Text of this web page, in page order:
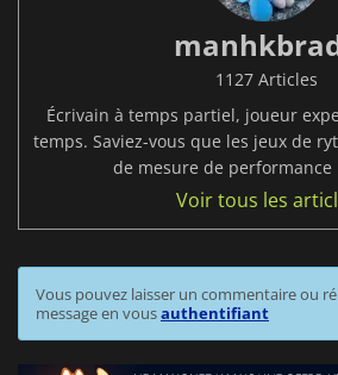
1127 Articles
Écrivain à temps partiel, joueur
temps. Saviez-vous que les jeux de
de mesure de performance
Voir tous les
Vous pouvez laisser un commentaire ou
message en vousauthentifiant